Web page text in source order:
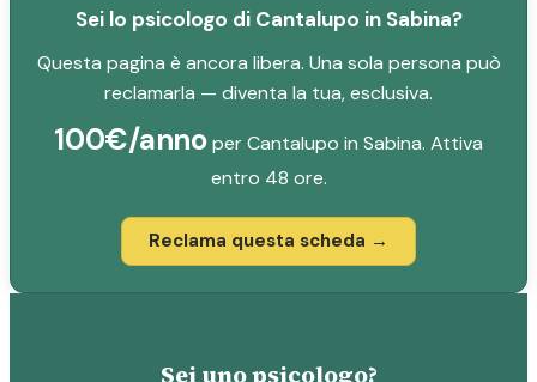
Sei lo psicologo di Cantalupo in Sabina?
Questa pagina è ancora libera. Una sola persona può
reclamarla — diventa la tua, esclusiva.
100€/annoper Cantalupo in Sabina. Attiva
entro 48 ore.
Reclama questa scheda →
Sei uno psicologo?